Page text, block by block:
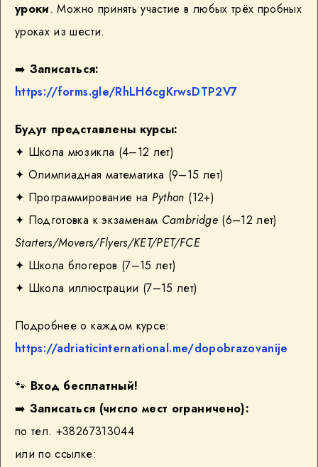
уроки. Можно принять участие в любых трёх пробных
уроках из шести.
➡️ Записаться:
https://forms.gle/RhLH6cgKrwsDTP2V7
Будут представлены курсы:
✦ Школа мюзикла (4–12 лет)
✦ Олимпиадная математика (9–15 лет)
✦ Программирование на Python (12+)
✦ Подготовка к экзаменам Cambridge(6–12 лет)
Starters/Movers/Flyers/KET/PET/FCE
✦ Школа блогеров (7–15 лет)
✦ Школа иллюстрации (7–15 лет)
Подробнее о каждом курсе:
https://adriaticinternational.me/dopobrazovanije
🐾 Вход бесплатный!
➡️ Записаться (число мест ограничено):
по тел. +38267313044
или по ссылке: